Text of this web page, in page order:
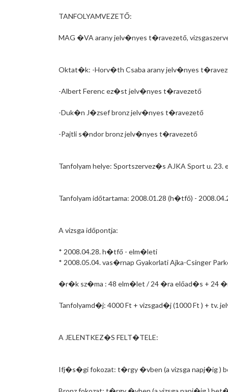
TANFOLYAMVEZETŐ:
MAG �VA arany jelv�nyes t�ravezető,
Oktat�k: -Horv�th Csaba arany jelv�nyes
-Albert Ferenc ez�st jelv�nyes t�ravezető
-Duk�n J�zsef bronz jelv�nyes t�ravezető
-Pajtli s�ndor bronz jelv�nyes t�ravezető
Tanfolyam helye: Sportszervez�s AJKA Sport u. 23.
Tanfolyam időtartama: 2008.01.28 (h�tfő) -
A vizsga időpontja:
* 2008.04.28. h�tfő - elm�leti
* 2008.05.04. vas�rnap Gyakorlati Ajka-Csinger
�r�k sz�ma : 48 elm�let / 24 �ra előad�s + 24
Tanfolyamd�j: 4000 Ft + vizsgad�j (1000 Ft ) + tv.
A JELENTKEZ�S FELT�TELE:
Ifj�s�gi fokozat: t�rgy �vben (a vizsga napj�ig